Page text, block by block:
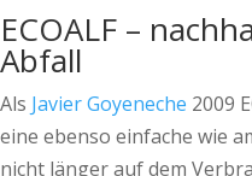
ECOALF –
Abfall
Als Javier Goyeneche 2009
eine ebenso einfache wie
nicht länger auf dem